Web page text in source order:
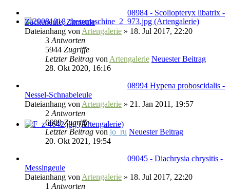
08984 - Scoliopteryx libatrix -
Zackeneule, Zimteule
Dateianhang von Artengalerie » 18. Jul 2017, 22:20
3 Antworten
5944 Zugriffe
Letzter Beitrag von Artengalerie Neuester Beitrag
28. Okt 2020, 16:16
08994 Hypena proboscidalis -
Nessel-Schnabeleule
Dateianhang von Artengalerie » 21. Jan 2011, 19:57
2 Antworten
6609Zugriffe
Letzter Beitrag von jo_ru Neuester Beitrag
20. Okt 2021, 19:54
09045 - Diachrysia chrysitis -
Messingeule
Dateianhang von Artengalerie » 18. Jul 2017, 22:20
1 Antworten